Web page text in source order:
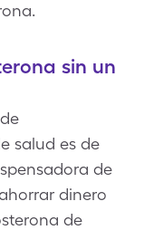
sin un
salud es de
de
dinero
de